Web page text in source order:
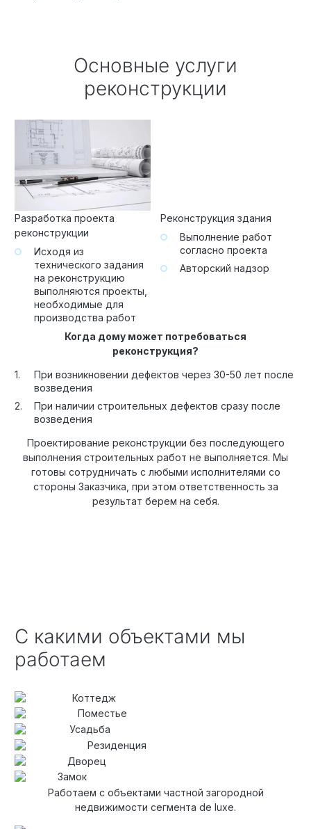
Функция Генпроектировщик
Функция Генподрядчик
Облицовка фасада
Реконструкция
Пожизненное обслуживание
Технология по улучшенным российским нормативам
Технология здоровый дом
Основные услуги
реконструкции
Разработка проекта
реконструкции
Исходя из
технического задания
на реконструкцию
выполняются проекты,
необходимые для
производства работ
Реконструкция здания
Выполнение работ
согласно проекта
Авторский надзор
Когда дому может потребоваться
реконструкция?
При возникновении дефектов через 30-50 лет после
возведения
При наличии строительных дефектов сразу после
возведения
Проектирование реконструкции без последующего
выполнения строительных работ не выполняется. Мы
готовы сотрудничать с любыми исполнителями со
стороны Заказчика, при этом ответственность за
результат берем на себя.
С какими объектами мы
работаем
Коттедж
Поместье
Усадьба
Резиденция
Дворец
Замок
Работаем с объектами частной загородной
недвижимости сегмента de luxe.